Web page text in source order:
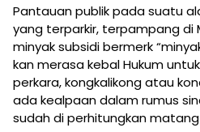
Pantauan publik pada suatu
yang terparkir, terpampang
minyak subsidi bermerk
kan merasa kebal Hukum
perkara, kongkalikong atau
ada kealpaan dalam rumus
sudah di perhitungkan